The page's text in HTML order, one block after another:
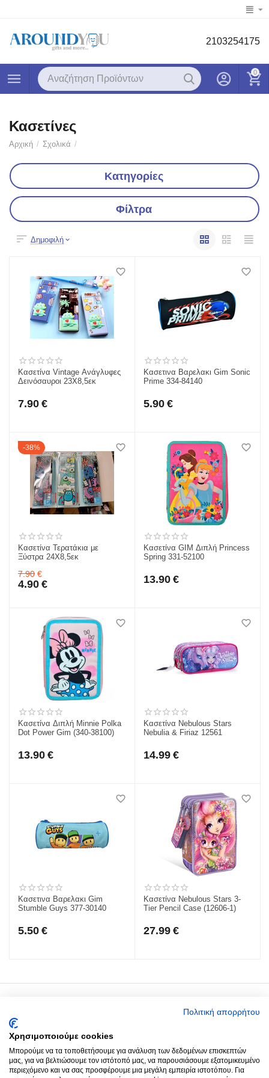
2103254175
0
Κασετίνες
Αρχική / Σχολικά /
Κατηγορίες
Φίλτρα
Δημοφιλή
Κασετίνα Vintage Ανάγλυφες
Δεινόσαυροι 23X8,5εκ
7.90 €
Κασετινα Βαρελακι Gim Sonic
Prime 334-84140
5.90 €
38%
Κασετίνα Τερατάκια με
Ξύστρα 24Χ8,5εκ
7.90 €
4.90 €
Κασετίνα GIM Διπλή Princess
Spring 331-52100
13.90 €
Κασετίνα Διπλή Minnie Polka
Dot Power Gim (340-38100)
13.90 €
Κασετίνα Nebulous Stars
Nebulia & Firiaz 12561
14.99 €
Κασετινα Βαρελακι Gim
Stumble Guys 377-30140
5.50 €
Κασετίνα Nebulous Stars 3-
Tier Pencil Case (12606-1)
27.99 €
Around you
Παραγγελίες
Πολιτική απορρήτου
Χρησιμοποιούμε cookies
Μπορούμε να τα τοποθετήσουμε για ανάλυση των δεδομένων επισκεπτών
μας, για να βελτιώσουμε τον ιστότοπό μας, να παρουσιάσουμε εξατομικευμένο
περιεχόμενο και να σας προσφέρουμε μια μεγάλη εμπειρία ιστοτόπου. Για